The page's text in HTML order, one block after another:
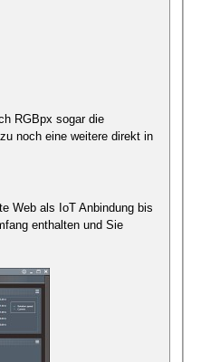
RGBpx sogar die
noch eine weitere direkt in
Web als IoT Anbindung bis
enthalten und Sie